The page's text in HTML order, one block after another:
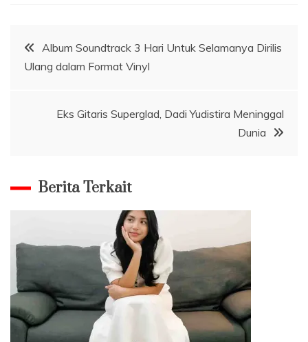
Navigasi
pos
Album Soundtrack 3 Hari Untuk Selamanya Dirilis
Ulang dalam Format Vinyl
Eks Gitaris Superglad, Dadi Yudistira Meninggal
Dunia
Berita Terkait